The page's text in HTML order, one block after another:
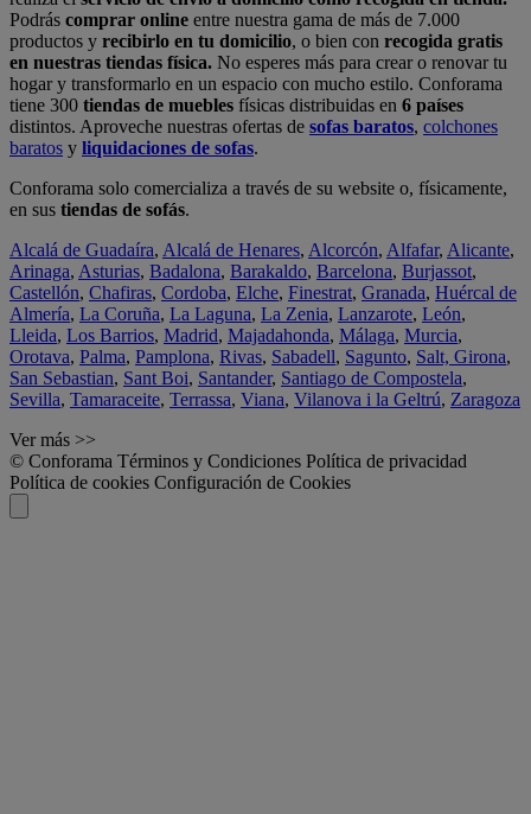
Podrás comprar online entre nuestra gama de más de 7.000
productos y recibirlo en tu domicilio, o bien con recogida gratis
en nuestras tiendas física. No esperes más para crear o renovar tu
hogar y transformarlo en un espacio con mucho estilo. Conforama
tiene 300 tiendas de muebles físicas distribuidas en 6 países
distintos. Aproveche nuestras ofertas de sofas baratos, colchones
baratos y liquidaciones de sofas.
Conforama solo comercializa a través de su website o, físicamente,
en sus tiendas de sofás.
Alcalá de Guadaíra, Alcalá de Henares, Alcorcón, Alfafar, Alicante,
Arinaga, Asturias, Badalona, Barakaldo, Barcelona, Burjassot,
Castellón, Chafiras, Cordoba, Elche, Finestrat, Granada, Huércal de
Almería, La Coruña, La Laguna, La Zenia, Lanzarote, León,
Lleida, Los Barrios, Madrid, Majadahonda, Málaga, Murcia,
Orotava, Palma, Pamplona, Rivas, Sabadell, Sagunto, Salt, Girona,
San Sebastian, Sant Boi, Santander, Santiago de Compostela,
Sevilla, Tamaraceite, Terrassa, Viana, Vilanova i la Geltrú, Zaragoza
Ver más >>
© Conforama Términos y Condiciones Política de privacidad
Política de cookies Configuración de Cookies